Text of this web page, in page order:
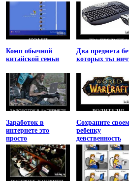
Комп обычной
китайской семьи
Два предмета
которых ты
Заработок в
интернете это
просто
Сохраните
ребенку
девственность